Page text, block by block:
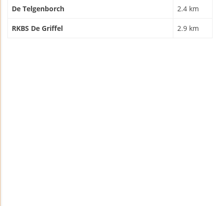
De Telgenborch 2.4 km
RKBS De Griffel 2.9 km